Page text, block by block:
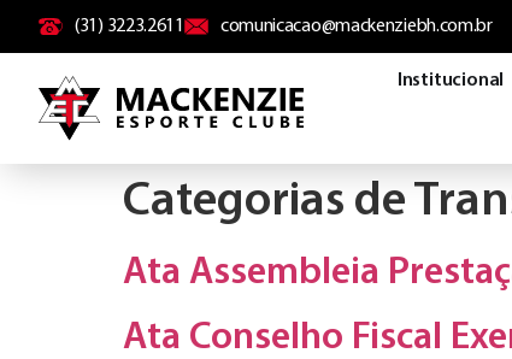
conteúdo
(31) 3223.2611 comunicacao@mackenziebh.com.br
Institucional
Categorias de
Ata Assembleia
Ata Conselho Fiscal